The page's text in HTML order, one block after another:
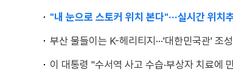
"내 눈으로 스토커 위치 본다"···실시간 위치
부산 물들이는 K-헤리티지···'대한민국관' 조성
이 대통령 "수서역 사고 수습·부상자 치료에